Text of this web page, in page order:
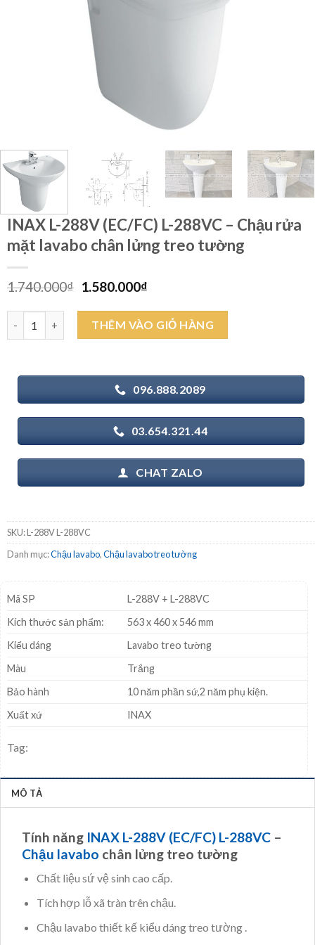
INAX L-288V (EC/FC) L-288VC – Chậu rửa
mặt lavabo chân lửng treo tường
1.740.000₫ Giá
là:
1.740.000₫.
1.580.000₫Giá
tại
là:
1.580.000₫.
INAX L-288V (EC/FC) L-288VC - Chậu rửa mặt lavabo chân
THÊM VÀO GIỎ HÀNG
096.888.2089
03.654.321.44
CHAT ZALO
SKU:L-288V L-288VC
Danh mục:Chậu lavabo,Chậu lavabo treo tường
Mã SP
L-288V + L-288VC
Kích thước sản phẩm:
563 x 460 x 546 mm
Kiểu dáng
Lavabo treo tường
Màu
Trắng
Bảo hành
10 năm phần sứ,2 năm phụ kiện.
Xuất xứ
INAX
Tag:
MÔ TẢ
Tính năng INAX L-288V (EC/FC) L-288VC –
Chậu lavabo chân lửng treo tường
Chất liệu sứ vệ sinh cao cấp.
Tích hợp lỗ xã tràn trên chậu.
Chậu lavabo thiết kế kiểu dáng treo tường .